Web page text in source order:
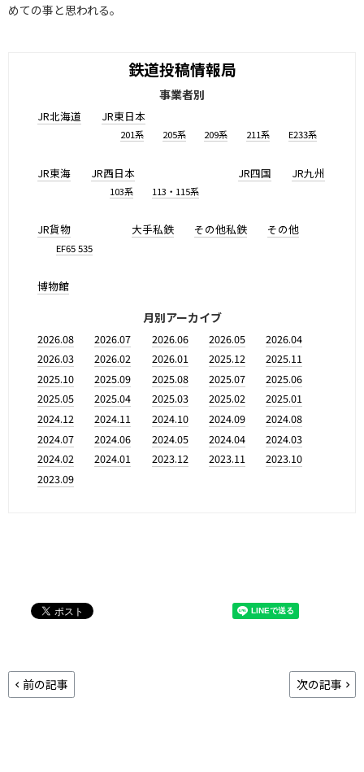
めての事と思われる。
鉄道投稿情報局
事業者別
JR北海道 JR東日本
201系 205系 209系 211系 E233系
JR東海 JR西日本
103系 113・115系
JR四国 JR九州
JR貨物
EF65 535
大手私鉄 その他私鉄 その他
博物館
月別アーカイブ
2026.08 2026.07 2026.06 2026.05
2026.04
2026.03
2026.02 2026.01 2025.12
2025.11
2025.10
2025.09 2025.08 2025.07
2025.06
2025.05
2025.04 2025.03 2025.02
2025.01
2024.12
2024.11 2024.10 2024.09
2024.08
2024.07
2024.06 2024.05 2024.04
2024.03
2024.02
2024.01 2023.12 2023.11
2023.10
2023.09
前の記事 次の記事